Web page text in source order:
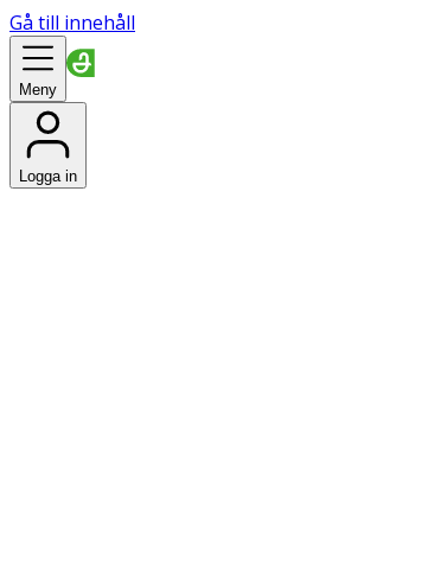
Gå till innehåll
Meny
Logga in